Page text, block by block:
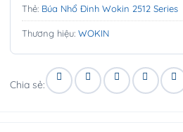
Thẻ: Búa Nhổ Đinh Wokin 2512 Series
Thương hiệu: WOKIN
Chia sẻ: